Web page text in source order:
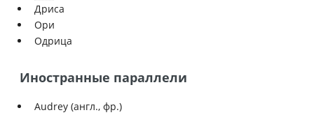
Дриса
Ори
Одрица
Иностранные параллели
Audrey (англ., фр.)